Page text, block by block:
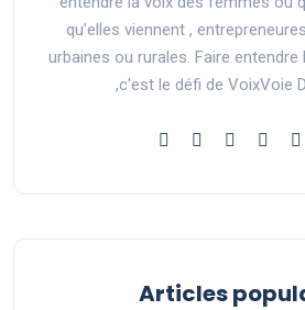
qu'elles viennent ,
urbaines ou rurales. Faire
,c'est le défi de VoixVoie
Articles